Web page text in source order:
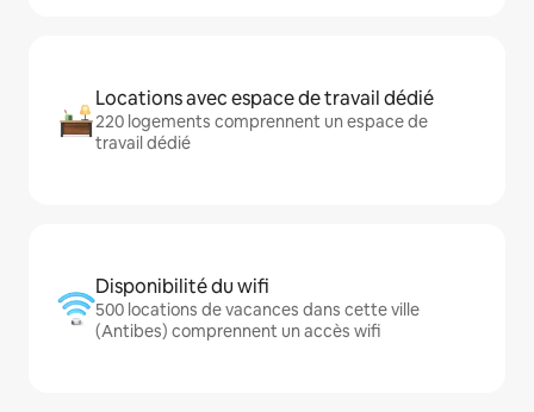
Locations avec espace de travail dédié
220 logements comprennent un espace de
travail dédié
Disponibilité du wifi
500 locations de vacances dans cette ville
(Antibes) comprennent un accès wifi